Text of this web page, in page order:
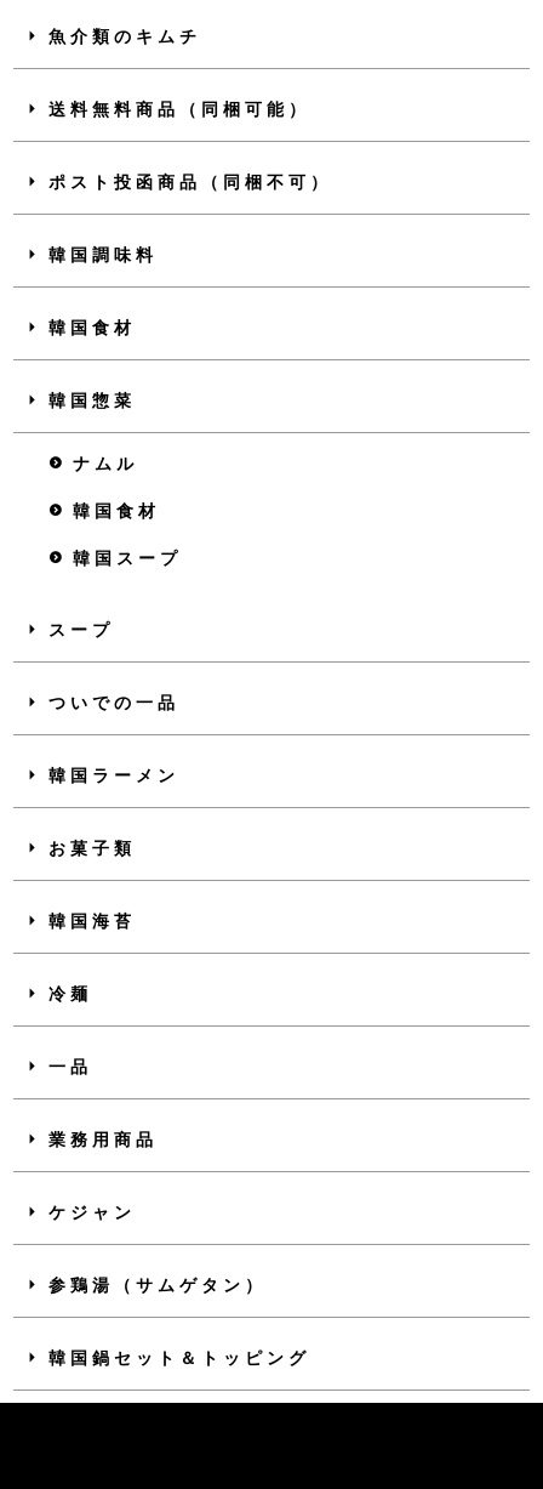
魚介類のキムチ
送料無料商品（同梱可能）
ポスト投函商品（同梱不可）
韓国調味料
韓国食材
韓国惣菜
ナムル
韓国食材
韓国スープ
スープ
ついでの一品
韓国ラーメン
お菓子類
韓国海苔
冷麺
一品
業務用商品
ケジャン
参鶏湯（サムゲタン）
韓国鍋セット＆トッピング